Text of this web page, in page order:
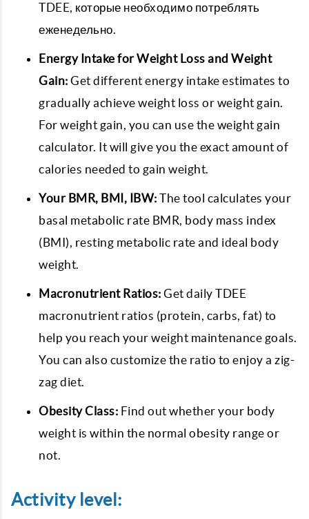
TDEE, которые необходимо потреблять
еженедельно.
Energy Intake for Weight Loss and Weight
Gain: Get different energy intake estimates to
gradually achieve weight loss or weight gain.
For weight gain, you can use the weight gain
calculator. It will give you the exact amount of
calories needed to gain weight.
Your BMR, BMI, IBW: The tool calculates your
basal metabolic rate BMR, body mass index
(BMI), resting metabolic rate and ideal body
weight.
Macronutrient Ratios: Get daily TDEE
macronutrient ratios (protein, carbs, fat) to
help you reach your weight maintenance goals.
You can also customize the ratio to enjoy a zig-
zag diet.
Obesity Class: Find out whether your body
weight is within the normal obesity range or
not.
Activity level: